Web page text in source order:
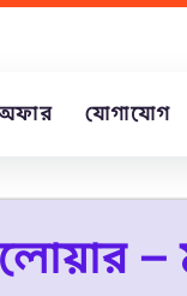
যোগাযোগ
–